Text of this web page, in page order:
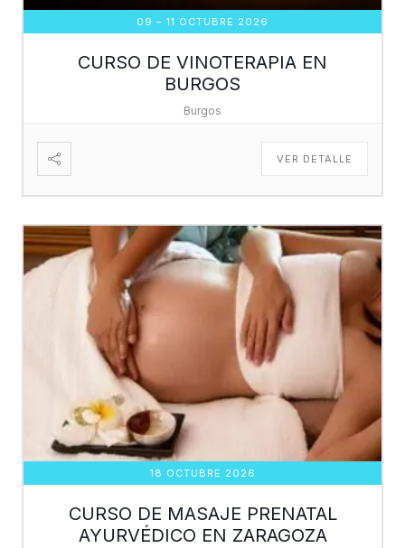
09 – 11 OCTUBRE 2026
CURSO DE VINOTERAPIA EN
BURGOS
Burgos
VER DETALLE
18 OCTUBRE 2026
CURSO DE MASAJE PRENATAL
AYURVÉDICO EN ZARAGOZA